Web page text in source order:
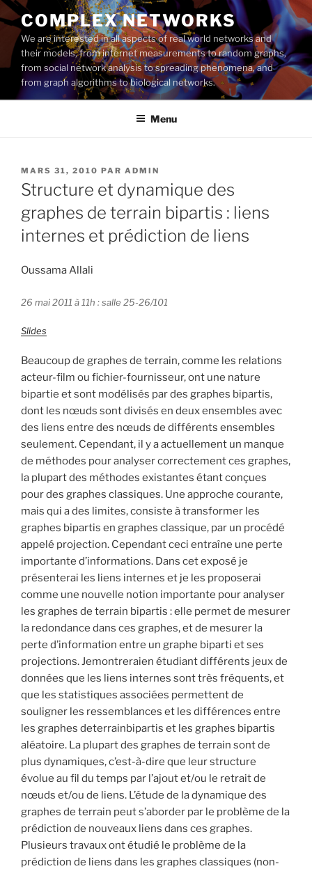
Aller
au
contenu
principal
COMPLEX NETWORKS
We are interested in all aspects of real world networks and
their models, from internet measurements to random graphs,
from social network analysis to spreading phenomena, and
from graph algorithms to biological networks.
Menu
PUBLIÉ
LE
MARS 31, 2010 PAR ADMIN
Structure et dynamique des
graphes de terrain bipartis : liens
internes et prédiction de liens
Oussama Allali
26 mai 2011 à 11h : salle 25-26/101
Slides
Beaucoup de graphes de terrain, comme les relations
acteur-film ou fichier-fournisseur, ont une nature
bipartie et sont modélisés par des graphes bipartis,
dont les nœuds sont divisés en deux ensembles avec
des liens entre des nœuds de différents ensembles
seulement. Cependant, il y a actuellement un manque
de méthodes pour analyser correctement ces graphes,
la plupart des méthodes existantes étant conçues
pour des graphes classiques. Une approche courante,
mais qui a des limites, consiste à transformer les
graphes bipartis en graphes classique, par un procédé
appelé projection. Cependant ceci entraîne une perte
importante d’informations. Dans cet exposé je
présenterai les liens internes et je les proposerai
comme une nouvelle notion importante pour analyser
les graphes de terrain bipartis : elle permet de mesurer
la redondance dans ces graphes, et de mesurer la
perte d’information entre un graphe biparti et ses
projections. Jemontreraien étudiant différents jeux de
données que les liens internes sont très fréquents, et
que les statistiques associées permettent de
souligner les ressemblances et les différences entre
les graphes deterrainbipartis et les graphes bipartis
aléatoire. La plupart des graphes de terrain sont de
plus dynamiques, c’est-à-dire que leur structure
évolue au fil du temps par l’ajout et/ou le retrait de
nœuds et/ou de liens. L’étude de la dynamique des
graphes de terrain peut s’aborder par le problème de la
prédiction de nouveaux liens dans ces graphes.
Plusieurs travaux ont étudié le problème de la
prédiction de liens dans les graphes classiques (non-